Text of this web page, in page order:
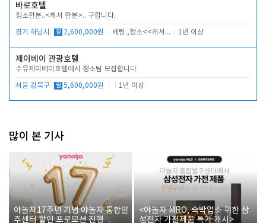
바로호텔
청소한분..<캐셔 한분>.. 구합니다.
경기 하남시 월 2,600,000원 베팅.,청소<<캐셔 모셔봅니다. 1년 이상
제이베이 관광호텔
수유제이베이호텔에서 청소팀 모집합니다
서울 강북구 월 5,600,000원 1년 이상
많이 본 기사
야놀자17주년 기념 야놀자 통합발
주센터 할인 프로모션 진행
<야놀자 MRO, 숙박업소 위한 삼
성전자 가전제품 특가 개시>